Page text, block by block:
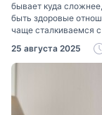
бывает куда
быть здоровые
чаще сталкиваемся с
отношения». Что
25 августа 2025